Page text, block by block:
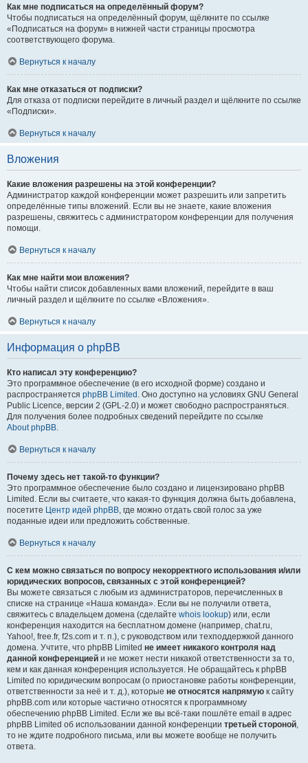
Как мне подписаться на определённый форум?
Чтобы подписаться на определённый форум, щёлкните по ссылке
«Подписаться на форум» в нижней части страницы просмотра
соответствующего форума.
Вернуться к началу
Как мне отказаться от подписки?
Для отказа от подписки перейдите в личный раздел и щёлкните по ссылке
«Подписки».
Вернуться к началу
Вложения
Какие вложения разрешены на этой конференции?
Администратор каждой конференции может разрешить или запретить
определённые типы вложений. Если вы не знаете, какие вложения
разрешены, свяжитесь с администратором конференции для получения
помощи.
Вернуться к началу
Как мне найти мои вложения?
Чтобы найти список добавленных вами вложений, перейдите в ваш
личный раздел и щёлкните по ссылке «Вложения».
Вернуться к началу
Информация о phpBB
Кто написал эту конференцию?
Это программное обеспечение (в его исходной форме) создано и
распространяется phpBB Limited . Оно доступно на условиях GNU General
Public Licence, версии 2 (GPL-2.0) и может свободно распространяться.
Для получения более подробных сведений перейдите по ссылке
About phpBB.
Вернуться к началу
Почему здесь нет такой-то функции?
Это программное обеспечение было создано и лицензировано phpBB
Limited. Если вы считаете, что какая-то функция должна быть добавлена,
посетите Центр идей phpBB, где можно отдать свой голос за уже
поданные идеи или предложить собственные.
Вернуться к началу
С кем можно связаться по вопросу некорректного использования и/или
юридических вопросов, связанных с этой конференцией?
Вы можете связаться с любым из администраторов, перечисленных в
списке на странице «Наша команда». Если вы не получили ответа,
свяжитесь с владельцем домена (сделайте whois lookup) или, если
конференция находится на бесплатном домене (например, chat.ru,
Yahoo!, free.fr, f2s.com и т. п.), с руководством или техподдержкой данного
домена. Учтите, что phpBB Limited не имеет никакого контроля над
данной конференцией и не может нести никакой ответственности за то,
кем и как данная конференция используется. Не обращайтесь к phpBB
Limited по юридическим вопросам (о приостановке работы конференции,
ответственности за неё и т. д.), которые не относятся напрямую к сайту
phpBB.com или которые частично относятся к программному
обеспечению phpBB Limited. Если же вы всё-таки пошлёте email в адрес
phpBB Limited об использовании данной конференции третьей стороной,
то не ждите подробного письма, или вы можете вообще не получить
ответа.